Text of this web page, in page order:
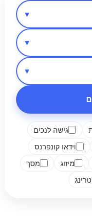
מקום
אנשים
גישה לנכים
וידאו קונפרנס
מיזוג
מסך